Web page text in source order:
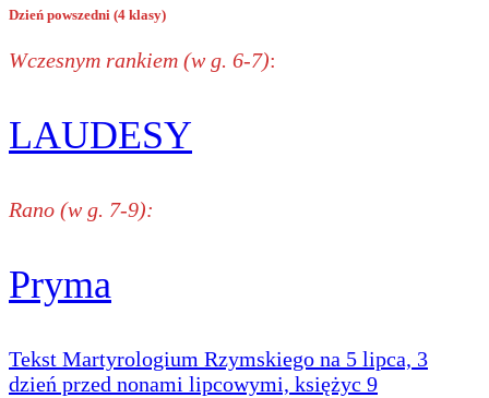
Dzień powszedni (4 klasy)
Wczesnym rankiem (w g. 6-7):
LAUDESY
Rano (w g. 7-9):
Pryma
Tekst Martyrologium Rzymskiego na 5 lipca, 3
dzień przed nonami lipcowymi, księżyc 9